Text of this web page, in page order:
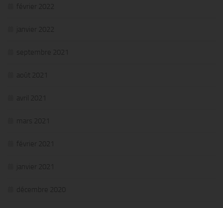
février 2022
janvier 2022
septembre 2021
août 2021
avril 2021
mars 2021
février 2021
janvier 2021
décembre 2020